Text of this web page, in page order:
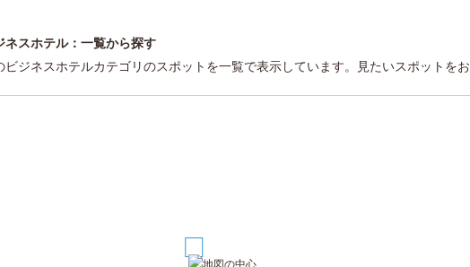
ネスホテル：一覧から探す
ビジネスホテルカテゴリのスポットを一覧で表示しています。見たいスポットをお